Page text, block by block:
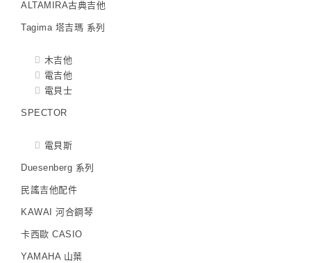
ALTAMIRA古典吉他
Tagima 塔吉瑪 系列
木吉他
電吉他
電貝士
SPECTOR
電貝斯
Duesenberg 系列
民謠吉他配件
KAWAI 河合鋼琴
卡西歐 CASIO
YAMAHA 山葉